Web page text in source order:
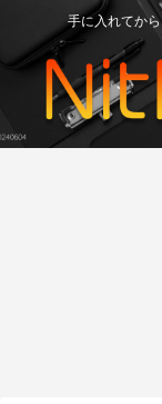
手に入れてか